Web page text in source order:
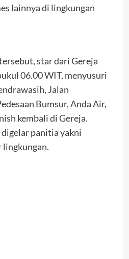
lainnya di lingkungan
star dari Gereja
06.00 WIT, menyusuri
Jalan
Bumsur, Anda Air,
kembali di Gereja.
panitia yakni
lingkungan.